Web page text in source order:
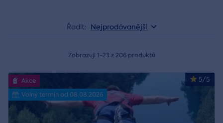
Řadit: Nejprodávanější
Zobrazuji 1-23 z 206 produktů
5/5
Akce
Volný termín od 08.08.2026